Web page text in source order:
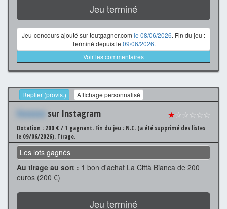
Jeu terminé
Jeu-concours ajouté sur toutgagner.com le 08/06/2026. Fin du jeu :
Terminé depuis le 09/06/2026.
Voir les commentaires
Replier (provis.) Affichage personnalisé
Xxxxxxx sur Instagram ★☆☆☆☆☆
Dotation : 200 € / 1 gagnant. Fin du jeu : N.C. (a été supprimé des listes
le 09/06/2026). Tirage.
Les lots gagnés
Au tirage au sort : 1 bon d'achat La Città Bianca de 200
euros (200 €)
Jeu terminé